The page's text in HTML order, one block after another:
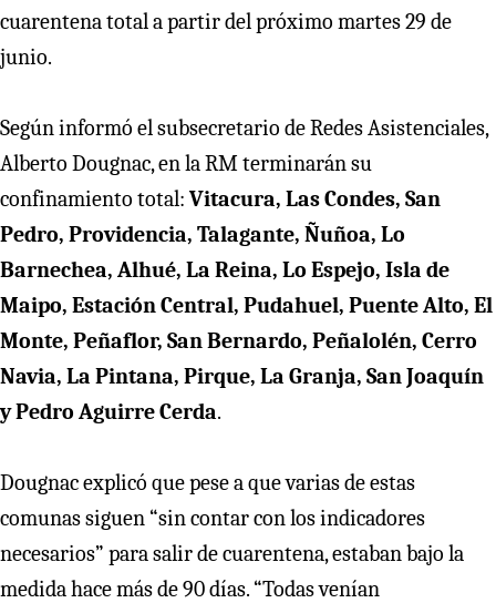
cuarentena total a partir del próximo martes 29 de
junio.
Según informó el subsecretario de Redes Asistenciales,
Alberto Dougnac, en la RM terminarán su
confinamiento total: Vitacura, Las Condes, San
Pedro, Providencia, Talagante, Ñuñoa, Lo
Barnechea, Alhué, La Reina, Lo Espejo, Isla de
Maipo, Estación Central, Pudahuel, Puente Alto, El
Monte, Peñaflor, San Bernardo, Peñalolén, Cerro
Navia, La Pintana, Pirque, La Granja, San Joaquín
y Pedro Aguirre Cerda.
Dougnac explicó que pese a que varias de estas
comunas siguen “sin contar con los indicadores
necesarios” para salir de cuarentena, estaban bajo la
medida hace más de 90 días. “Todas venían